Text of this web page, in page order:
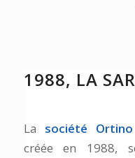
1988, LA
La société Ortino
créée en 1988,